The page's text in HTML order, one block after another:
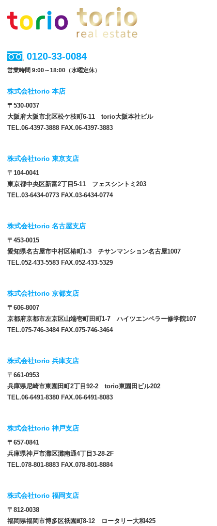
0120-33-0084
営業時間 9:00～18:00（水曜定休）
株式会社torio 本店
〒530-0037
大阪府大阪市北区松ケ枝町6-11 torio大阪本社ビル
TEL.06-4397-3888 FAX.06-4397-3883
株式会社torio 東京支店
〒104-0041
東京都中央区新富2丁目5-11 フェスシントミ203
TEL.03-6434-0773 FAX.03-6434-0774
株式会社torio 名古屋支店
〒453-0015
愛知県名古屋市中村区椿町1-3 チサンマンション名古屋1007
TEL.052-433-5583 FAX.052-433-5329
株式会社torio 京都支店
〒606-8007
京都府京都市左京区山端壱町田町1-7 ハイツエンペラー修学院107
TEL.075-746-3484 FAX.075-746-3464
株式会社torio 兵庫支店
〒661-0953
兵庫県尼崎市東園田町2丁目92-2 torio東園田ビル202
TEL.06-6491-8380 FAX.06-6491-8083
株式会社torio 神戸支店
〒657-0841
兵庫県神戸市灘区灘南通4丁目3-28-2F
TEL.078-801-8883 FAX.078-801-8884
株式会社torio 福岡支店
〒812-0038
福岡県福岡市博多区祇園町8-12 ロータリー大和425